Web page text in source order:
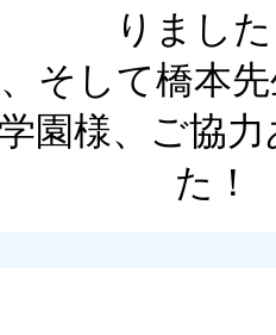
りまし
そして橋本
園様、ご協
た！